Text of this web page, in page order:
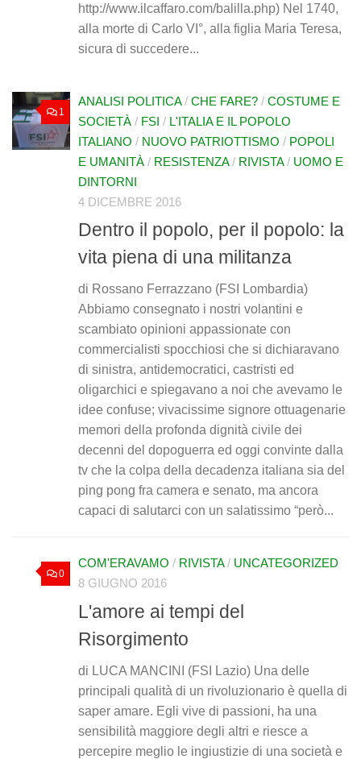
http://www.ilcaffaro.com/balilla.php) Nel 1740,
alla morte di Carlo VI°, alla figlia Maria Teresa,
sicura di succedere...
1
ANALISI POLITICA/ CHE FARE? / COSTUME E
SOCIETÀ / FSI / L'ITALIA E IL POPOLO
ITALIANO / NUOVO PATRIOTTISMO / POPOLI
E UMANITÀ / RESISTENZA/ RIVISTA/ UOMO E
DINTORNI
4 DICEMBRE 2016
Dentro il popolo, per il popolo: la
vita piena di una militanza
di Rossano Ferrazzano (FSI Lombardia)
Abbiamo consegnato i nostri volantini e
scambiato opinioni appassionate con
commercialisti spocchiosi che si dichiaravano
di sinistra, antidemocratici, castristi ed
oligarchici e spiegavano a noi che avevamo le
idee confuse; vivacissime signore ottuagenarie
memori della profonda dignità civile dei
decenni del dopoguerra ed oggi convinte dalla
tv che la colpa della decadenza italiana sia del
ping pong fra camera e senato, ma ancora
capaci di salutarci con un salatissimo “però...
0
COM'ERAVAMO / RIVISTA/ UNCATEGORIZED
8 GIUGNO 2016
L'amore ai tempi del
Risorgimento
di LUCA MANCINI (FSI Lazio) Una delle
principali qualità di un rivoluzionario è quella di
saper amare. Egli vive di passioni, ha una
sensibilità maggiore degli altri e riesce a
percepire meglio le ingiustizie di una società e